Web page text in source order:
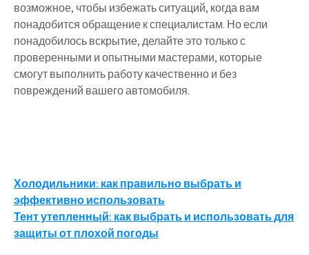
возможное, чтобы избежать ситуаций, когда вам
понадобится обращение к специалистам. Но если
понадобилось вскрытие, делайте это только с
проверенными и опытными мастерами, которые
смогут выполнить работу качественно и без
повреждений вашего автомобиля.
Навигация
по
записям
Холодильники: как правильно выбрать и
эффективно использовать
Тент утепленный: как выбрать и использовать для
защиты от плохой погоды